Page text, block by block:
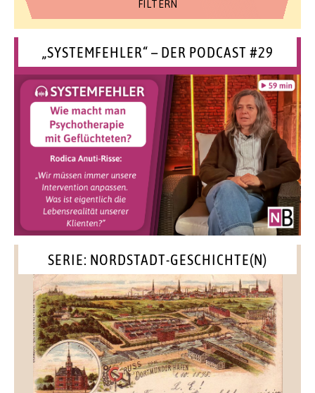
„SYSTEMFEHLER“ – DER PODCAST #29
SERIE: NORDSTADT-GESCHICHTE(N)